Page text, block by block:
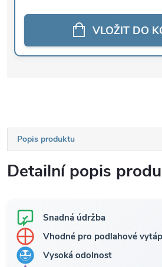
VLOŽIT DO
Popis produktu
Detailní popis
Snadná údržba
Vhodné pro podlahové
Vysoká odolnost